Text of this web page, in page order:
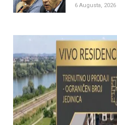
6 Augusta, 2026